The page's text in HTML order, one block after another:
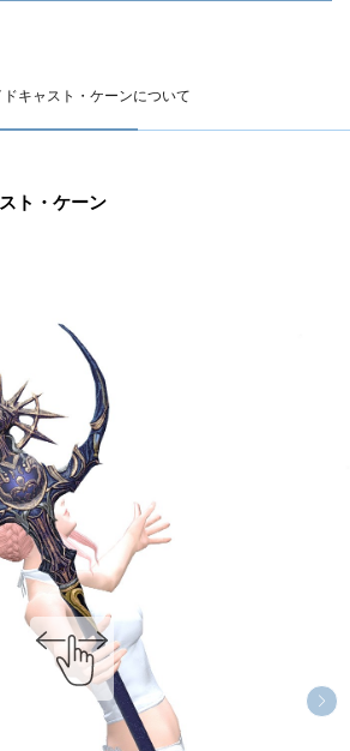
ドキャスト・ケーンについて
ト・ケーン